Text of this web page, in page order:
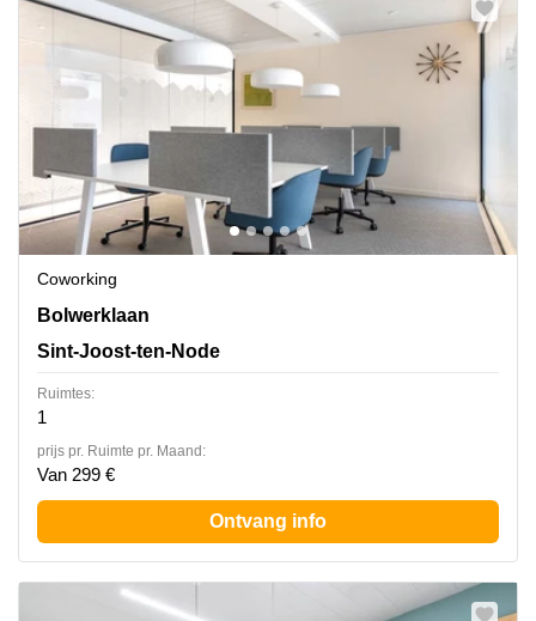
Coworking
Bolwerklaan 21,5e verdieping,box 5, Sint-Joost-ten-
Bolwerklaan
Sint-Joost-ten-Node
Ruimtes:
1
prijs pr. Ruimte pr. Maand:
Van 299 €
Ontvang info